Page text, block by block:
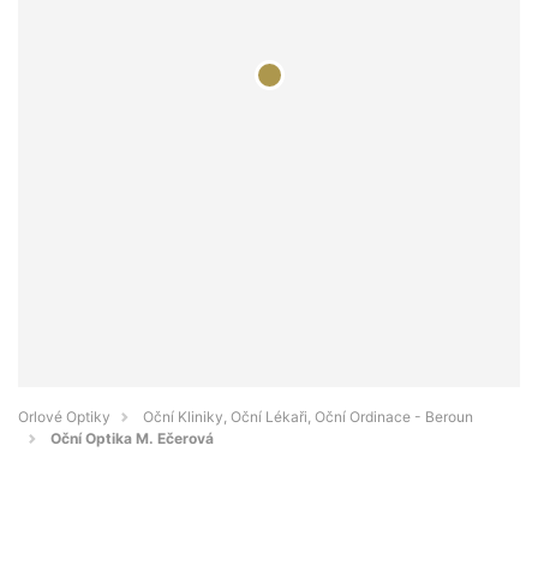
Orlové Optiky
Oční Kliniky, Oční Lékaři, Oční Ordinace - Beroun
Oční Optika M. Ečerová